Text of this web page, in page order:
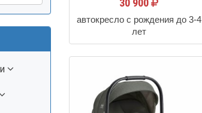
30 900
автокресло с рождения до 3-4
лет